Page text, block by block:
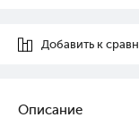
Добавить к
Описание